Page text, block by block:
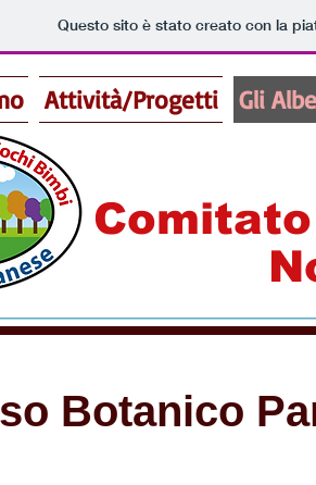
Questo sito è stato creato con la
Attività/Progetti Gli
Botanico